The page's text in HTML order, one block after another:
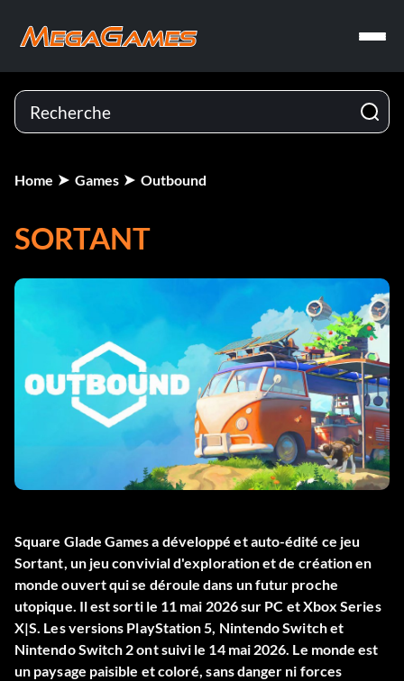
Home Games Outbound
SORTANT
Square Glade Games a développé et auto-édité ce jeu
Sortant, un jeu convivial d'exploration et de création en
monde ouvert qui se déroule dans un futur proche
utopique. Il est sorti le 11 mai 2026 sur PC et Xbox Series
X|S. Les versions PlayStation 5, Nintendo Switch et
Nintendo Switch 2 ont suivi le 14 mai 2026. Le monde est
un paysage paisible et coloré, sans danger ni forces